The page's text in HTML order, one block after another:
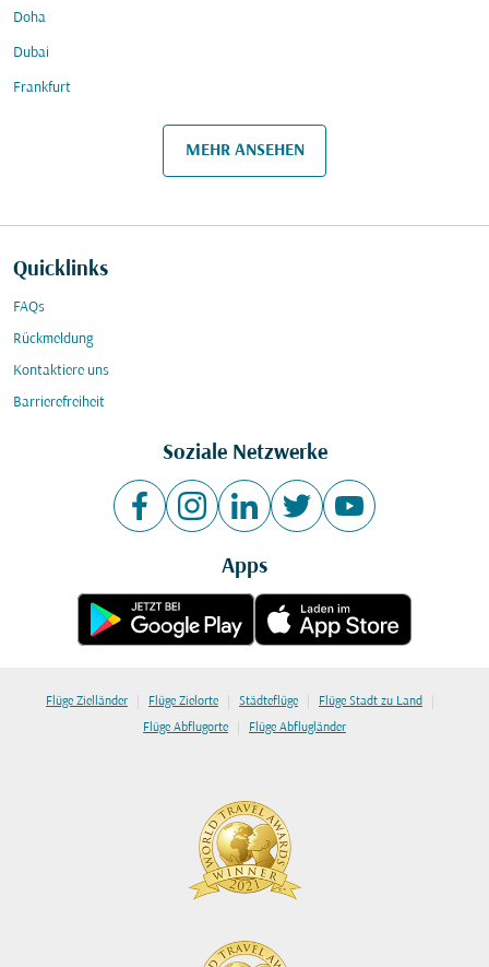
Doha
Dubai
Frankfurt
MEHR ANSEHEN
Quicklinks
FAQs
Rückmeldung
Kontaktiere uns
Barrierefreiheit
Soziale Netzwerke
Apps
Flüge Zielländer | Flüge Zielorte | Städteflüge | Flüge Stadt zu Land |
Flüge Abflugorte | Flüge Abflugländer